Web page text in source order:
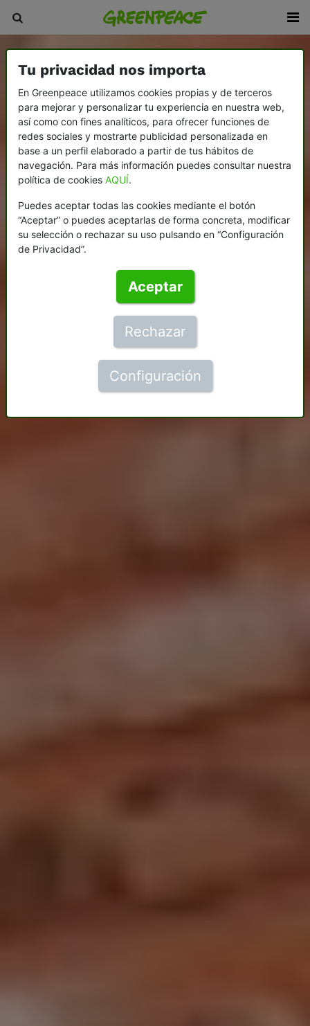
Tu privacidad nos importa
En Greenpeace utilizamos cookies propias y de terceros
para mejorar y personalizar tu experiencia en nuestra web,
así como con fines analíticos, para ofrecer funciones de
redes sociales y mostrarte publicidad personalizada en
base a un perfil elaborado a partir de tus hábitos de
navegación. Para más información puedes consultar nuestra
política de cookies AQUÍ.
Puedes aceptar todas las cookies mediante el botón
“Aceptar” o puedes aceptarlas de forma concreta, modificar
su selección o rechazar su uso pulsando en “Configuración
de Privacidad”.
Aceptar
Rechazar
Configuración